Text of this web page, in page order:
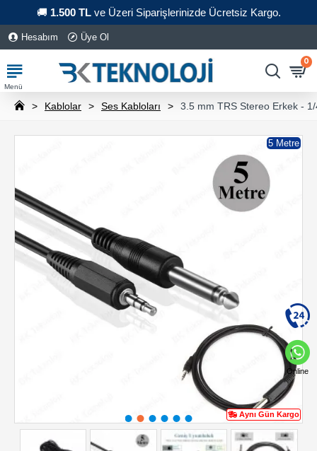
🚚 1.500 TLve Üzeri Siparişlerinizde Ücretsiz Kargo.
Hesabım Üye Ol
0
Kablolar Ses Kabloları 3.5 mm TRS Stereo Erkek -
Aynı Gün Kargo
5 Metre
Online